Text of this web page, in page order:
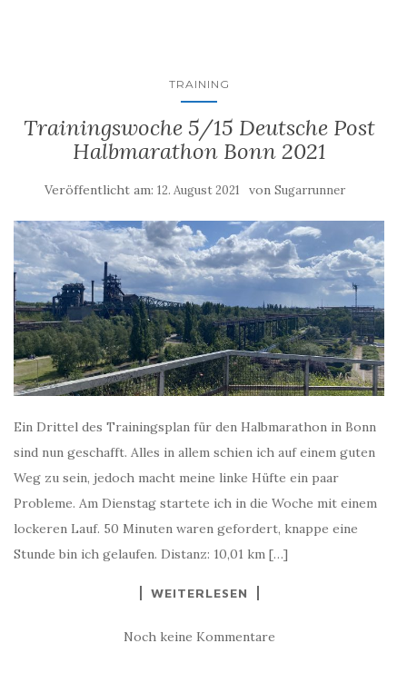
TRAINING
Trainingswoche 5/15 Deutsche Post
Halbmarathon Bonn 2021
Veröffentlicht am: 12. August 2021 von Sugarrunner
Ein Drittel des Trainingsplan für den Halbmarathon in Bonn
sind nun geschafft. Alles in allem schien ich auf einem guten
Weg zu sein, jedoch macht meine linke Hüfte ein paar
Probleme. Am Dienstag startete ich in die Woche mit einem
lockeren Lauf. 50 Minuten waren gefordert, knappe eine
Stunde bin ich gelaufen. Distanz: 10,01 km […]
WEITERLESEN
Noch keine Kommentare